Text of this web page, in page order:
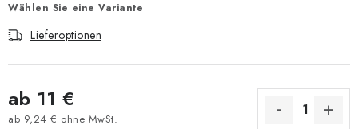
Wählen Sie eine Variante
Lieferoptionen
ab 11 €
ab 9,24 € ohne MwSt.